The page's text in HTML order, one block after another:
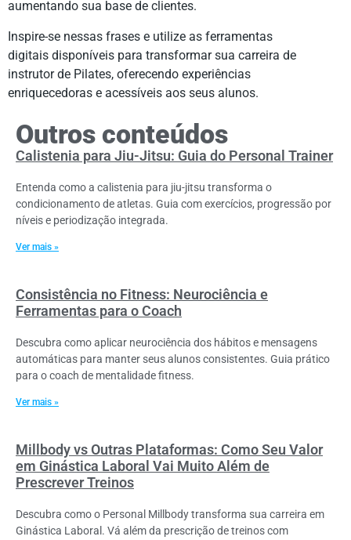
aumentando sua base de clientes.
Inspire-se nessas frases e utilize as ferramentas
digitais disponíveis para transformar sua carreira de
instrutor de Pilates, oferecendo experiências
enriquecedoras e acessíveis aos seus alunos.
Outros conteúdos
Calistenia para Jiu-Jitsu: Guia do Personal Trainer
Entenda como a calistenia para jiu-jitsu transforma o
condicionamento de atletas. Guia com exercícios, progressão por
níveis e periodização integrada.
Ver mais »
Consistência no Fitness: Neurociência e
Ferramentas para o Coach
Descubra como aplicar neurociência dos hábitos e mensagens
automáticas para manter seus alunos consistentes. Guia prático
para o coach de mentalidade fitness.
Ver mais »
Millbody vs Outras Plataformas: Como Seu Valor
em Ginástica Laboral Vai Muito Além de
Prescrever Treinos
Descubra como o Personal Millbody transforma sua carreira em
Ginástica Laboral. Vá além da prescrição de treinos com